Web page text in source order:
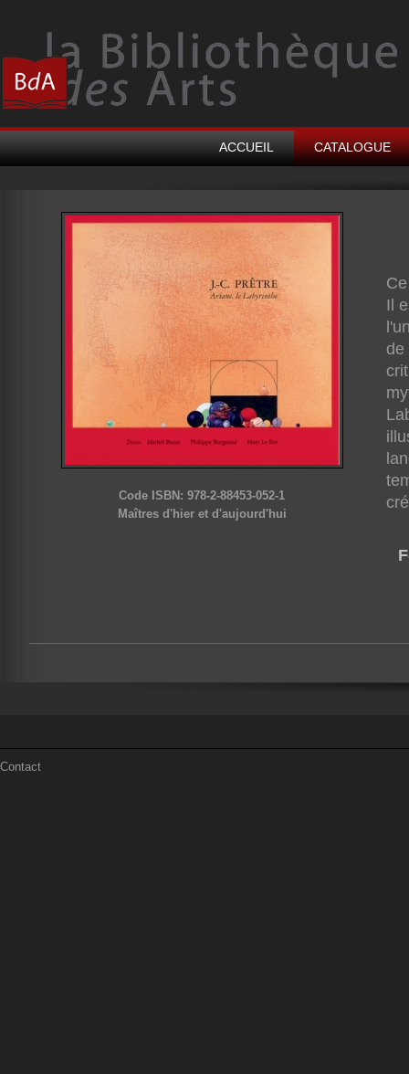
ACCUEIL CATALOGUE
Code ISBN: 978-2-88453-052-1
Maîtres d'hier et d'aujourd'hui
Il
de
Contact